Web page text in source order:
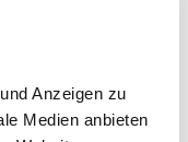
Anzeigen zu
Medien anbieten